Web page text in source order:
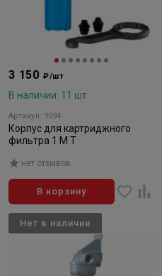
3 150 ₽/шт
В наличии: 11 шт
Артикул: 9094
Корпус для картриджного
фильтра 1 М Т
нет отзывов
В корзину
Нет в наличии